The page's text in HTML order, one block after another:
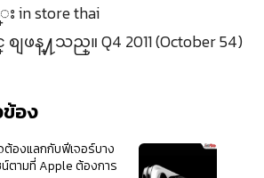
store thai
ျဖန္႔သည္။ Q4 2011 (October 54)
อง
องแลกกับฟีเจอร์บาง
น์ตามที่ Apple ต้องการ